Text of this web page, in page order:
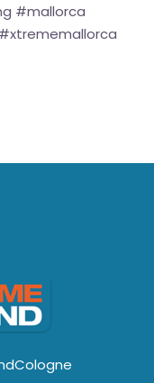
#mallorca